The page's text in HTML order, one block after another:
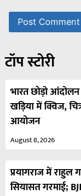
टॉप स्टोरी
भारत छोड़ो
खड़िया में क्विज,
आयोजन
August 8, 2026
प्रयागराज में राहुल
सियासत गरमाई;